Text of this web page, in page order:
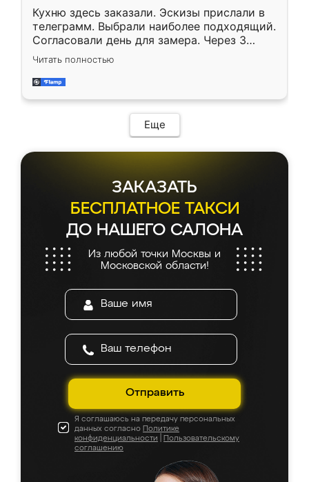
Кухню здесь заказали. Эскизы прислали в
телеграмм. Выбрали наиболее подходящий.
Согласовали день для замера. Через 3
недели кухня была уже готова. Остались
довольны работой. Спасибо Ренессанс
мебель за качественную работу!
Читать полностью
Еще
ЗАКАЗАТЬ
БЕСПЛАТНОЕ ТАКСИ
ДО НАШЕГО САЛОНА
Из любой точки Москвы и
Московской области!
Отправить
Я соглашаюсь на передачу персональных
данных согласно Политике
конфиденциальности
Пользовательскому
соглашению